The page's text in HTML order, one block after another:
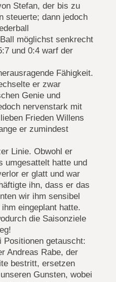
Stefan, der bis zu
steuerte; dann jedoch
möglichst senkrecht
und 0:4 warf der
Fähigkeit.
er zwar
Genie und
nervenstark mit
Frieden Willens
er zumindest
Linie. Obwohl er
umgesattelt hatte und
er glatt und war
ihn, dass er das
wir ihm sensibel
eingeplant hatte.
die Saisonziele
Positionen getauscht:
Andreas Rabe, der
bestritt, ersetzen
Gunsten, wobei